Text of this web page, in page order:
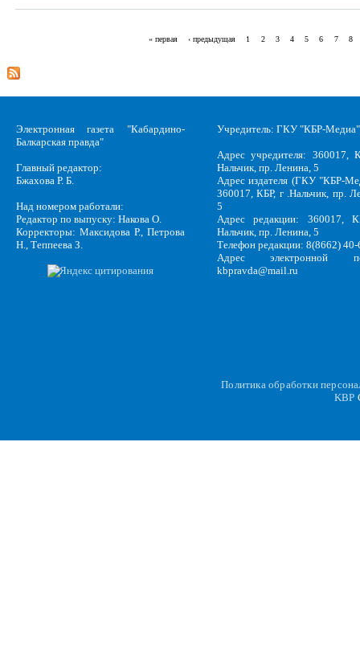
« первая ‹ предыдущая 1 2 3 4 5 6 7 8
Электронная газета "Кабардино-
Балкарская правда"
Главный редактор:
Бжахова Р. Б.
Над номером работали:
Редактор по выпуску: Накова О.
Корректоры: Максидова Р., Петрова
Н., Теппеева З.
Учредитель: ГКУ "КБР-Медиа"
Адрес учредителя: 360017,
Нальчик, пр. Ленина, 5
Адрес издателя (ГКУ "КБР-
360017, КБР, г .Нальчик, пр.
5
Адрес редакции: 360017,
Нальчик, пр. Ленина, 5
Телефон редакции: 8(8662)
Адрес электронной
kbpravda@mail.ru
Политика обработки
KBP